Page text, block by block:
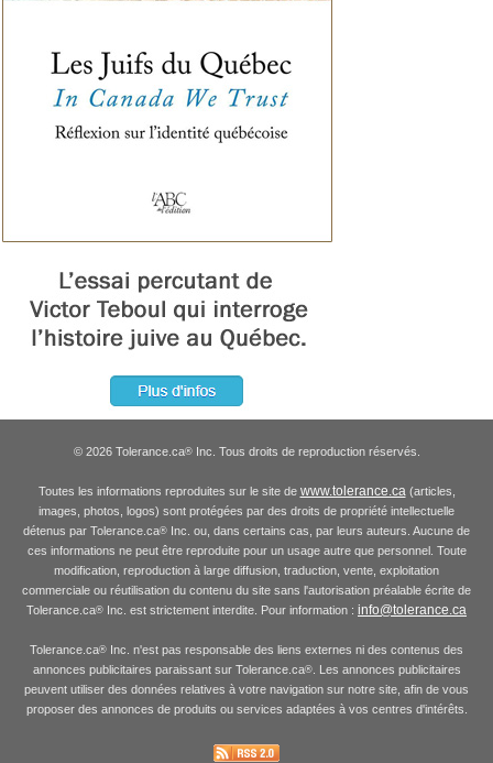
© 2026 Tolerance.ca®Inc. Tous droits de reproduction réservés.
Toutes les informations reproduites sur le site de www.tolerance.ca(articles,
images, photos, logos) sont protégées par des droits de propriété intellectuelle
détenus par Tolerance.ca® Inc. ou, dans certains cas, par leurs auteurs. Aucune de
ces informations ne peut être reproduite pour un usage autre que personnel. Toute
modification, reproduction à large diffusion, traduction, vente, exploitation
commerciale ou réutilisation du contenu du site sans l'autorisation préalable écrite de
Tolerance.ca® Inc. est strictement interdite. Pour information : info@tolerance.ca
Tolerance.ca® Inc. n'est pas responsable des liens externes ni des contenus des
annonces publicitaires paraissant sur Tolerance.ca®. Les annonces publicitaires
peuvent utiliser des données relatives à votre navigation sur notre site, afin de vous
proposer des annonces de produits ou services adaptées à vos centres d'intérêts.